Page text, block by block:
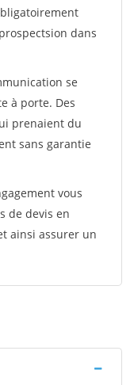
dans
se
à porte. Des
prenaient du
sans garantie
vous
de devis en
ainsi assurer un